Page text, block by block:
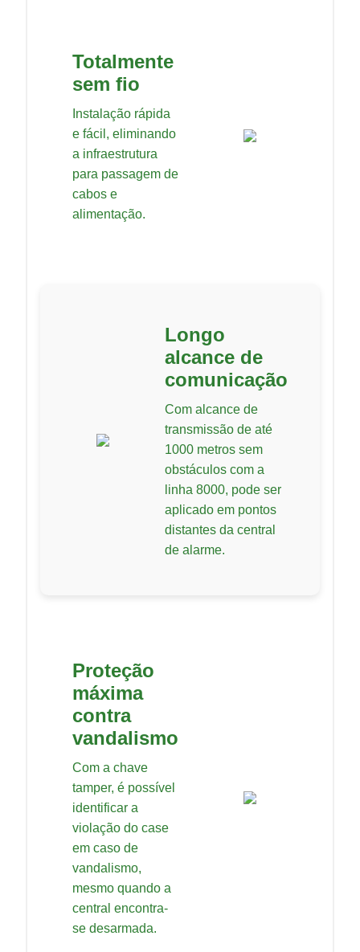
Totalmente
sem fio
Instalação rápida
e fácil, eliminando
a infraestrutura
para passagem de
cabos e
alimentação.
Longo
alcance de
comunicação
Com alcance de
transmissão de até
1000 metros sem
obstáculos com a
linha 8000, pode ser
aplicado em pontos
distantes da central
de alarme.
Proteção
máxima
contra
vandalismo
Com a chave
tamper, é possível
identificar a
violação do case
em caso de
vandalismo,
mesmo quando a
central encontra-
se desarmada.